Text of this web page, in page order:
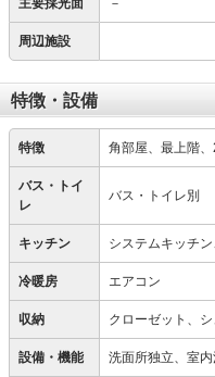
主要採光面 －
周辺施設
特徴・設備
特徴 角部屋、最上階
バス・トイ
レ
バス・トイレ別
キッチン システムキッチ
冷暖房 エアコン
収納 クローゼット、
設備・機能 洗面所独立、室